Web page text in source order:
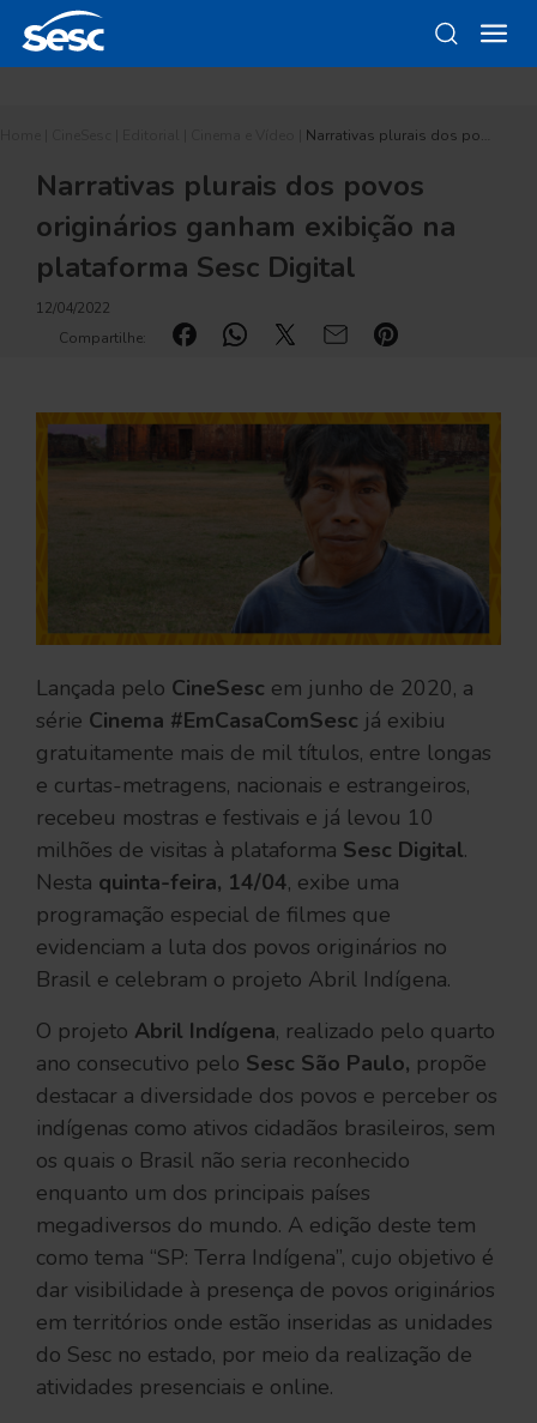
Narrativas plurais dos po…
Narrativas plurais dos povos
originários ganham exibição na
plataforma Sesc Digital
12/04/2022
Compartilhe:
Lançada pelo CineSesc em junho de 2020, a
série Cinema #EmCasaComSesc já exibiu
gratuitamente mais de mil títulos, entre longas
e curtas-metragens, nacionais e estrangeiros,
recebeu mostras e festivais e já levou 10
milhões de visitas à plataforma Sesc Digital.
Nesta quinta-feira, 14/04, exibe uma
programação especial de filmes que
evidenciam a luta dos povos originários no
Brasil e celebram o projeto Abril Indígena.
O projeto Abril Indígena, realizado pelo quarto
ano consecutivo pelo Sesc São Paulo, propõe
destacar a diversidade dos povos e perceber os
indígenas como ativos cidadãos brasileiros, sem
os quais o Brasil não seria reconhecido
enquanto um dos principais países
megadiversos do mundo. A edição deste tem
como tema “SP: Terra Indígena”, cujo objetivo é
dar visibilidade à presença de povos originários
em territórios onde estão inseridas as unidades
do Sesc no estado, por meio da realização de
atividades presenciais e online.